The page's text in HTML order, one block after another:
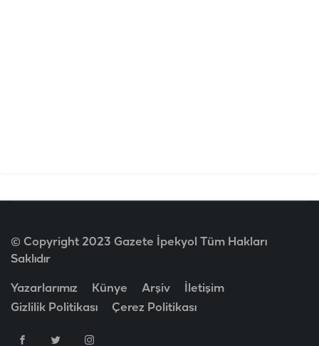
© Copyright 2023 Gazete İpekyol Tüm Hakları
Saklıdır
Yazarlarımız Künye Arşiv
İletişim
Gizlilik Politikası
Çerez Politikası